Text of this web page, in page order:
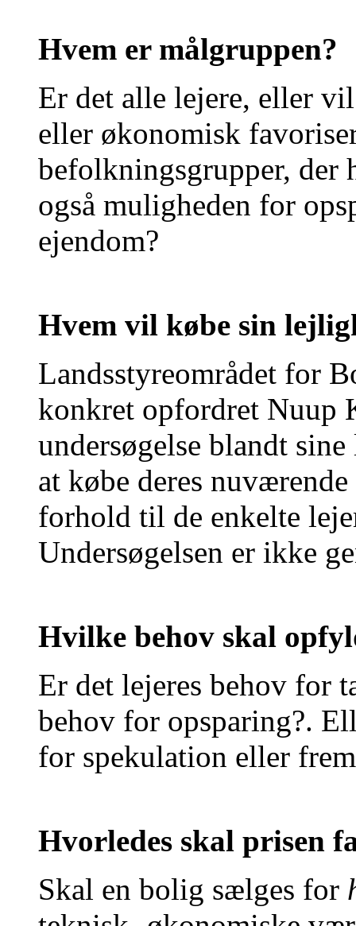
Hvem er målgruppen?
Er det alle lejere, eller
eller økonomisk
befolkningsgrupper, der
også muligheden for
ejendom?
Hvem vil købe sin
Landsstyreområdet for
konkret opfordret Nuup
undersøgelse blandt
at købe deres
forhold til de enkelte
Undersøgelsen er ikke
Hvilke behov skal
Er det lejeres behov for
behov for opsparing?.
for spekulation eller
Hvorledes skal prisen
Skal en bolig sælges for